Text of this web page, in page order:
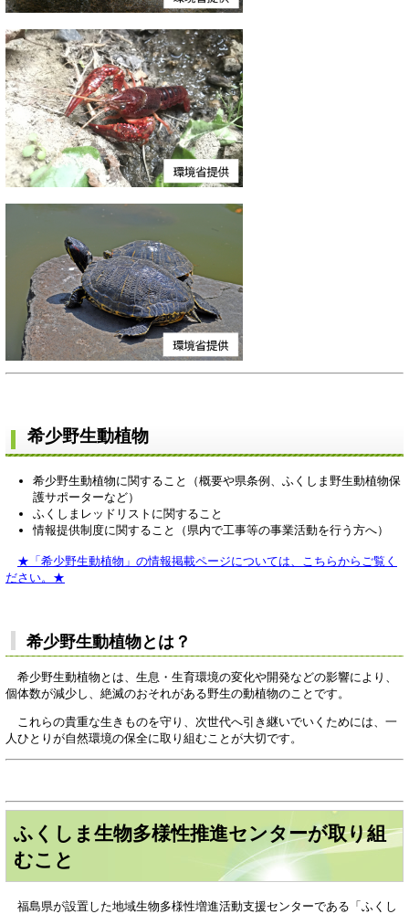
希少野生動植物
希少野生動植物に関すること（概要や県条例、ふくしま野生動植物保
護サポーターなど）
ふくしまレッドリストに関すること
情報提供制度に関すること（県内で工事等の事業活動を行う方へ）
★「希少野生動植物」の情報掲載ページについては、こちらからご覧く
ださい。★
希少野生動植物とは？
希少野生動植物とは、生息・生育環境の変化や開発などの影響により、
個体数が減少し、絶滅のおそれがある野生の動植物のことです。
これらの貴重な生きものを守り、次世代へ引き継いでいくためには、一
人ひとりが自然環境の保全に取り組むことが大切です。
ふくしま生物多様性推進センターが取り組
むこと
福島県が設置した地域生物多様性増進活動支援センターである「ふくし